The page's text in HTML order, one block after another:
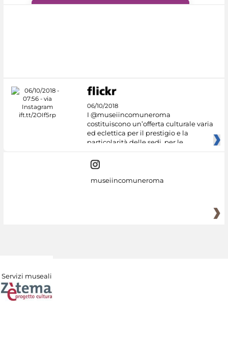
06/10/2018
I @museiincomuneroma
costituiscono un’offerta culturale varia
ed eclettica per il prestigio e la
particolarità delle sedi, per le
museiincomuneroma
Servizi museali